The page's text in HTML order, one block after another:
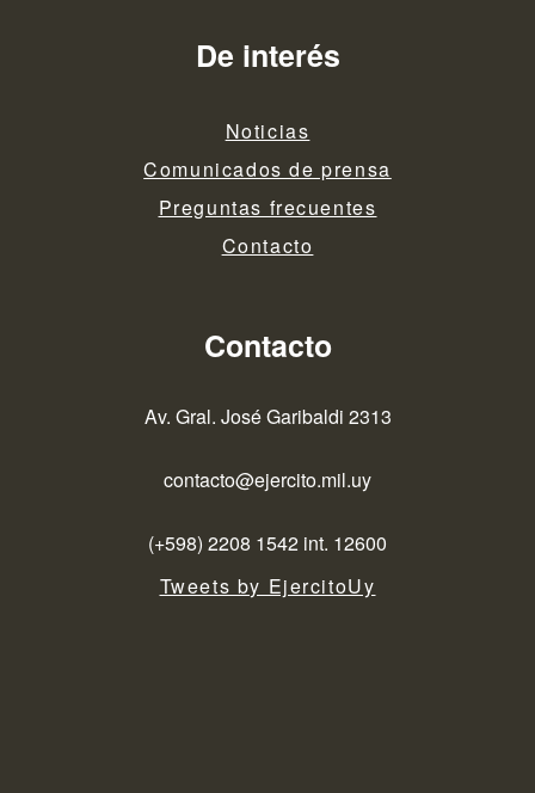
De interés
Noticias
Comunicados de prensa
Preguntas frecuentes
Contacto
Contacto
Av. Gral. José Garibaldi 2313
contacto@ejercito.mil.uy
(+598) 2208 1542 int. 12600
Tweets by EjercitoUy